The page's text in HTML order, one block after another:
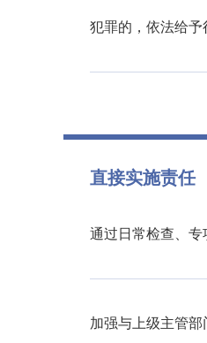
犯罪的，依法给予
直接实施责任
通过日常检查、
加强与上级主管部